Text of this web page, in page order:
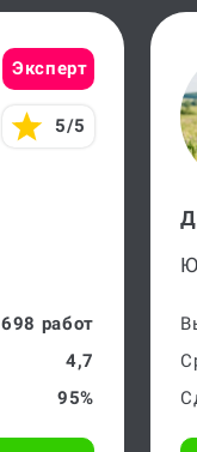
Эксперт
5/5
698 работ
4,7
95%